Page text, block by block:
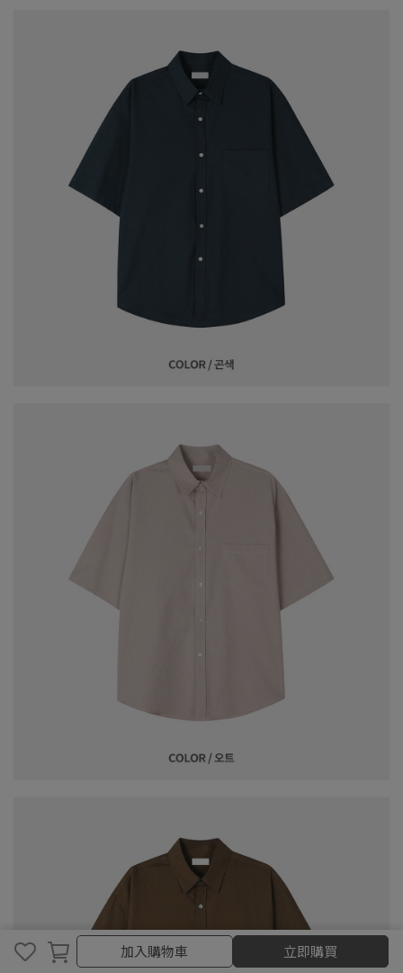
加入購物車
加入購物車 立即購買